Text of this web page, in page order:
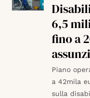
6,5
fino a
Piano
a 42mila
sulla